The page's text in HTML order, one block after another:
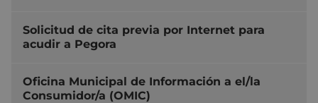
Solicitud de cita previa por Internet para
acudir a Pegora
Oficina Municipal de Información a el/la
Consumidor/a (OMIC)